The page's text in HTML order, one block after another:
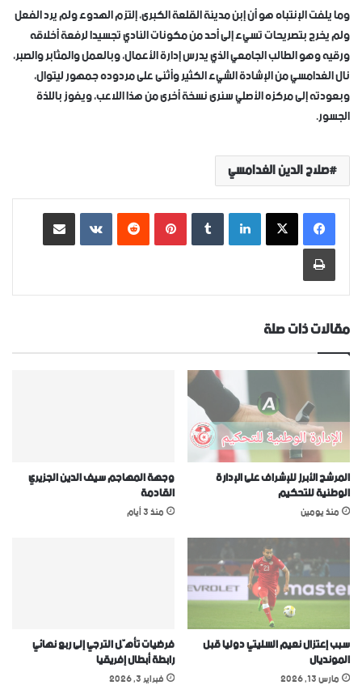
وما يلفت الإنتباه هو أن إبن مدينة القلعة الكبرى، إلتزم الهدوء ولم يرد الفعل
ولم يخرج بتصريحات تسيء إلى أحد من مكونات النادي تجسيدا لرفعة أخلاقه
ورقيه وهو الطالب الجامعي الذي يدرس إدارة الأعمال، وبالعمل والمثابر والصبر،
نال الغدامسي من الإشادة الشيء الكثير وأثنى على مردوده جمهور ليتوال،
وبعودته إلى مركزه الأصلي سنرى نسخة أخرى من هذا اللاعب، ويفوز باللذة
الجسور.
صلاح الدين الغدامسي
لينكدإن بينتيريست ‏VKontakte
طباعة
مقالات ذات صلة
المرشح الأبرز للإشراف على الإدارة
الوطنية للتحكيم
منذ يومين
وجهة المهاجم سيف الدين الجزيري
القادمة
منذ 3 أيام
سبب إعتزال نعيم السليتي دوليا قبل
المونديال
مارس 13, 2026
فرضيات تأهّل الترجي إلى ربع نهائي
رابطة أبطال إفريقيا
فبراير 3, 2026